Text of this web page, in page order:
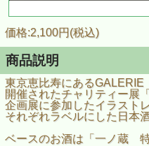
価格:2,100円(税込)
商品説明
東京恵比寿にあるGALERIE
開催されたチャリティー展
企画展に参加したイラスト
それぞれラベルにした日本酒
ベースのお酒は「一ノ蔵